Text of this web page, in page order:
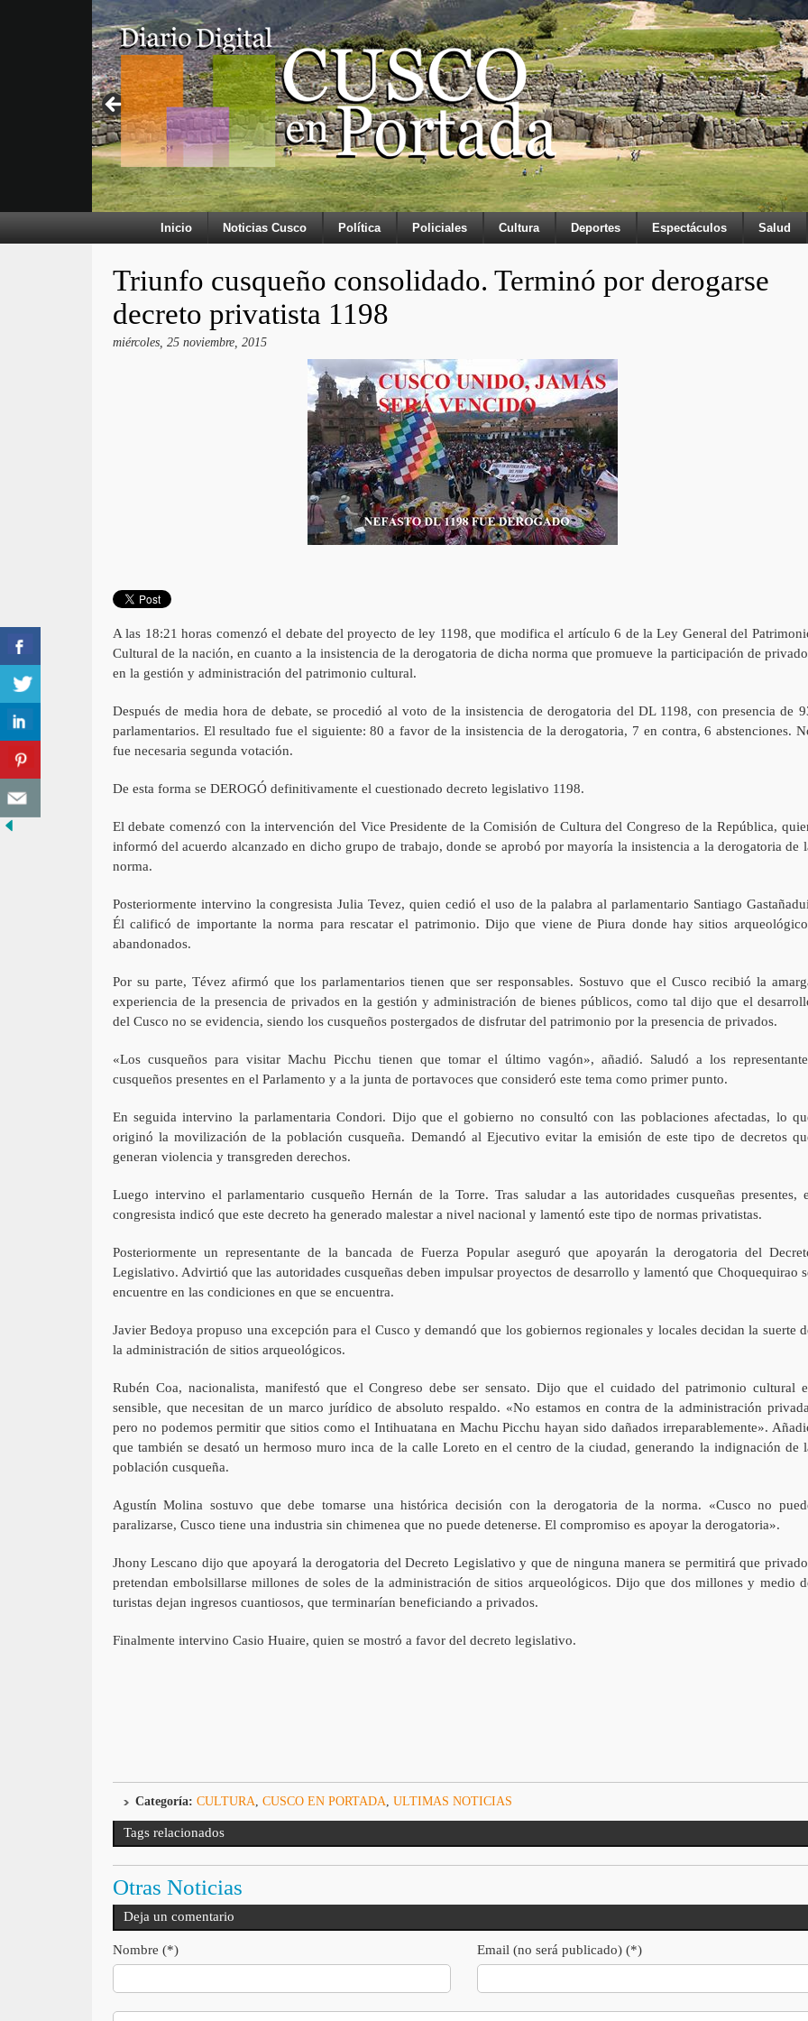
Inicio Noticias Cusco Política Policiales Cultura Deportes Espectáculos Salud
Triunfo cusqueño consolidado. Terminó por derogarse
decreto privatista 1198
miércoles, 25 noviembre, 2015
A las 18:21 horas comenzó el debate del proyecto de ley 1198, que modifica el artículo 6 de la Ley General del
Cultural de la nación, en cuanto a la insistencia de la derogatoria de dicha norma que promueve la participación de
en la gestión y administración del patrimonio cultural.
Después de media hora de debate, se procedió al voto de la insistencia de derogatoria del DL 1198, con presencia de
parlamentarios. El resultado fue el siguiente: 80 a favor de la insistencia de la derogatoria, 7 en contra, 6 abstenciones.
fue necesaria segunda votación.
De esta forma se DEROGÓ definitivamente el cuestionado decreto legislativo 1198.
El debate comenzó con la intervención del Vice Presidente de la Comisión de Cultura del Congreso de la República,
informó del acuerdo alcanzado en dicho grupo de trabajo, donde se aprobó por mayoría la insistencia a la derogatoria de
norma.
Posteriormente intervino la congresista Julia Tevez, quien cedió el uso de la palabra al parlamentario Santiago
Él calificó de importante la norma para rescatar el patrimonio. Dijo que viene de Piura donde hay sitios
abandonados.
Por su parte, Tévez afirmó que los parlamentarios tienen que ser responsables. Sostuvo que el Cusco recibió la
experiencia de la presencia de privados en la gestión y administración de bienes públicos, como tal dijo que el
del Cusco no se evidencia, siendo los cusqueños postergados de disfrutar del patrimonio por la presencia de privados.
«Los cusqueños para visitar Machu Picchu tienen que tomar el último vagón», añadió. Saludó a los
cusqueños presentes en el Parlamento y a la junta de portavoces que consideró este tema como primer punto.
En seguida intervino la parlamentaria Condori. Dijo que el gobierno no consultó con las poblaciones afectadas, lo
originó la movilización de la población cusqueña. Demandó al Ejecutivo evitar la emisión de este tipo de decretos
generan violencia y transgreden derechos.
Luego intervino el parlamentario cusqueño Hernán de la Torre. Tras saludar a las autoridades cusqueñas presentes,
congresista indicó que este decreto ha generado malestar a nivel nacional y lamentó este tipo de normas privatistas.
Posteriormente un representante de la bancada de Fuerza Popular aseguró que apoyarán la derogatoria del
Legislativo. Advirtió que las autoridades cusqueñas deben impulsar proyectos de desarrollo y lamentó que Choquequirao
encuentre en las condiciones en que se encuentra.
Javier Bedoya propuso una excepción para el Cusco y demandó que los gobiernos regionales y locales decidan la suerte
la administración de sitios arqueológicos.
Rubén Coa, nacionalista, manifestó que el Congreso debe ser sensato. Dijo que el cuidado del patrimonio cultural
sensible, que necesitan de un marco jurídico de absoluto respaldo. «No estamos en contra de la administración
pero no podemos permitir que sitios como el Intihuatana en Machu Picchu hayan sido dañados irreparablemente».
que también se desató un hermoso muro inca de la calle Loreto en el centro de la ciudad, generando la indignación de
población cusqueña.
Agustín Molina sostuvo que debe tomarse una histórica decisión con la derogatoria de la norma. «Cusco no
paralizarse, Cusco tiene una industria sin chimenea que no puede detenerse. El compromiso es apoyar la derogatoria».
Jhony Lescano dijo que apoyará la derogatoria del Decreto Legislativo y que de ninguna manera se permitirá que
pretendan embolsillarse millones de soles de la administración de sitios arqueológicos. Dijo que dos millones y medio
turistas dejan ingresos cuantiosos, que terminarían beneficiando a privados.
Finalmente intervino Casio Huaire, quien se mostró a favor del decreto legislativo.
Categoría: CULTURA CUSCO EN PORTADA ULTIMAS NOTICIAS
Tags relacionados
Otras Noticias
Deja un comentario
Nombre (*) Email (no será publicado) (*)